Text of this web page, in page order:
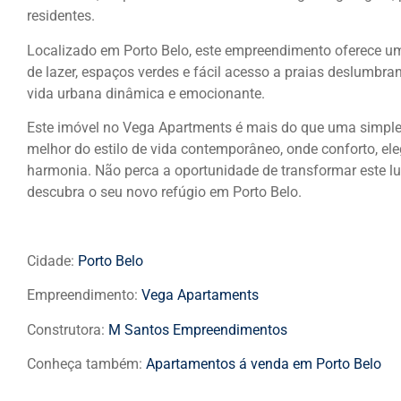
residentes.
Localizado em Porto Belo, este empreendimento oferece
de lazer, espaços verdes e fácil acesso a praias
vida urbana dinâmica e emocionante.
Este imóvel no Vega Apartments é mais do que uma
melhor do estilo de vida contemporâneo, onde conforto,
harmonia. Não perca a oportunidade de transformar este
descubra o seu novo refúgio em Porto Belo.
Cidade: Porto Belo
Empreendimento: Vega Apartaments
Construtora: M Santos Empreendimentos
Conheça também: Apartamentos á venda em Porto Belo